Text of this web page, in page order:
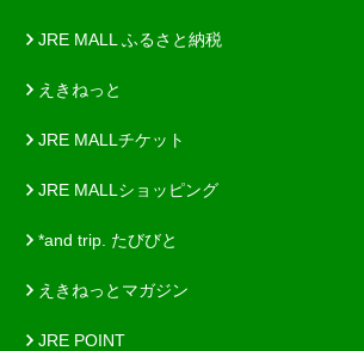
JRE MALL ふるさと納税
えきねっと
JRE MALLチケット
JRE MALLショッピング
*and trip. たびびと
えきねっとマガジン
JRE POINT